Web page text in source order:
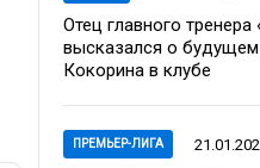
Отец главного тренера
высказался о
Кокорина в клубе
ПРЕМЬЕР-ЛИГА